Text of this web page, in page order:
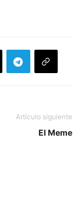
Artículo siguiente
El Meme